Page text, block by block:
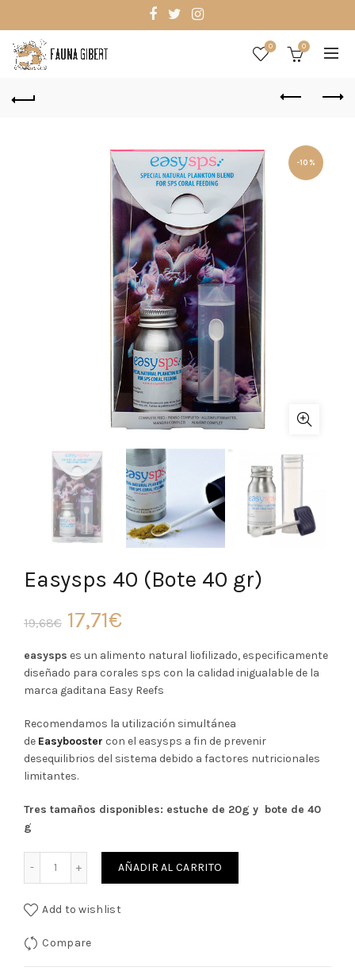
0 0
-10%
Easysps 40 (Bote 40 gr)
19,68€ El
precio
original
era:
19,68€.
17,71€
precio
actual
es:
17,71€.
easysps es un alimento natural liofilizado, especificamente
diseñado para corales sps con la calidad inigualable de la
marca gaditana Easy Reefs
Recomendamos la utilización simultánea
de Easybooster con el easysps a fin de prevenir
desequilibrios del sistema debido a factores nutricionales
limitantes.
Tres tamaños disponibles: estuche de 20g y bote de 40
g
AÑADIR AL CARRITO
Add to wishlist
Compare